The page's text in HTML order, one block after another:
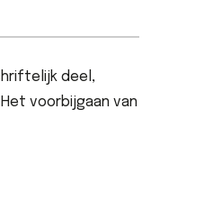
deel,
voorbijgaan van